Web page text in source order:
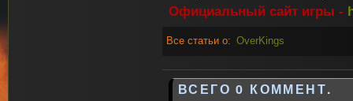
Официальный сайт игры -
Все статьи о: OverKings
ВСЕГО 0 КОММЕНТ.